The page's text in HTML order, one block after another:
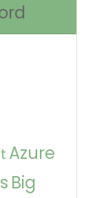
Azure
Big